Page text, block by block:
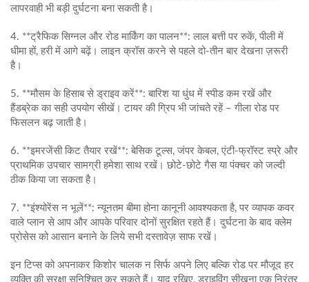
लापरवाही भी बड़ी दुर्घटना बना सकती है।
4. **ट्रैफिक सिग्नल और रोड मार्किंग का पालन**: लाल बत्ती पर रुकें, पीली में
धीमा हों, हरी में आगे बढ़ें। लाइन क्रॉस करने से पहले दो‑तीन बार देखना ज़रूरी
है।
5. **मौसम के हिसाब से ड्राइव करें**: बारिश या धुंध में स्पीड कम रखें और
हैंडब्रेक का सही उपयोग सीखें। टायर की ग्रिप भी जांचते रहें – गीला रोड पर
फिसलन बढ़ जाती है।
6. **इमरजेंसी किट तैयार रखें**: बेसिक टूल्स, जंपर केबल, एंटी‑फ्रॉस्ट स्प्रे और
प्राथमिक उपचार सामग्री हमेशा साथ रखें। छोटे-छोटे गैस या पंक्चर को जल्दी
ठीक किया जा सकता है।
7. **इंश्योरेंस न भूलें**: न्यूनतम बीमा होना कानूनी आवश्यकता है, पर व्यापक कवर
वाले प्लान से आप और आपके परिवार दोनों सुरक्षित रहते हैं। दुर्घटना के बाद क्लेम
प्रोसेस को आसान बनाने के लिये सभी दस्तावेज़ साफ रखें।
इन टिप्स को अपनाकर किशोर चालक न सिर्फ अपने लिए बल्कि रोड पर मौजूद हर
व्यक्ति की सुरक्षा सुनिश्चित कर सकते हैं। याद रखिए, ड्राइविंग सीखना एक निरंतर